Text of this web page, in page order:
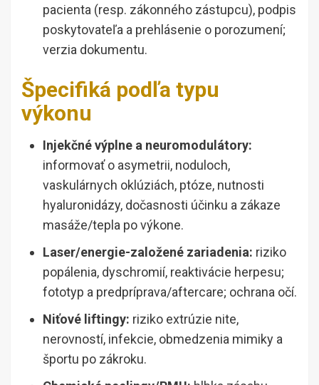
pacienta (resp. zákonného zástupcu), podpis
poskytovateľa a prehlásenie o porozumení;
verzia dokumentu.
Špecifiká podľa typu
výkonu
Injekčné výplne a neuromodulátory:
informovať o asymetrii, noduloch,
vaskulárnych oklúziách, ptóze, nutnosti
hyaluronidázy, dočasnosti účinku a zákaze
masáže/tepla po výkone.
Laser/energie-založené zariadenia: riziko
popálenia, dyschromií, reaktivácie herpesu;
fototyp a predpríprava/aftercare; ochrana očí.
Niťové liftingy: riziko extrúzie nite,
nerovností, infekcie, obmedzenia mimiky a
športu po zákroku.